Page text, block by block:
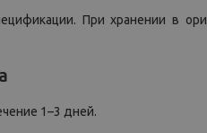
При хранении в
1–3 дней.